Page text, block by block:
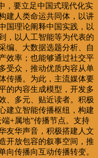
，要立足中国式现代化实
建人类命运共同体，以讲
国理论阐释中国实践，以
，以人工智能等为代表的
编、大数据选题分析、自
效率；也能够通过社交平
受众，推动优质内容从单
传播。为此，主流媒体要
的内容生成模型，开发多
、多元、贴近读者。积极
建立智能传播枢纽，构建
+属地”传播节点。支持
友华声音，积极搭建人文
开放包容的叙事空间，推
向传播向互动传播转变。